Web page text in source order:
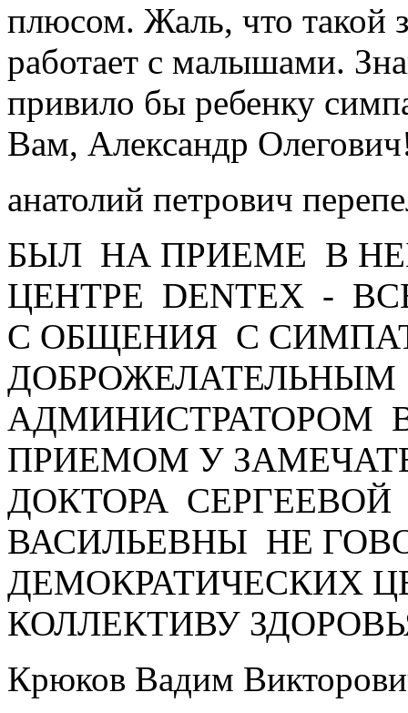
плюсом. Жаль, что такой
работает с малышами.
привило бы ребенку
Вам, Александр
анатолий петрович
БЫЛ НА ПРИЕМЕ В
ЦЕНТРЕ DENTEX -
С ОБЩЕНИЯ С
ДОБРОЖЕЛАТЕЛЬНЫМ
АДМИНИСТРАТОРОМ
ПРИЕМОМ У
ДОКТОРА
ВАСИЛЬЕВНЫ НЕ
ДЕМОКРАТИЧЕСКИХ
КОЛЛЕКТИВУ
Крюков Вадим